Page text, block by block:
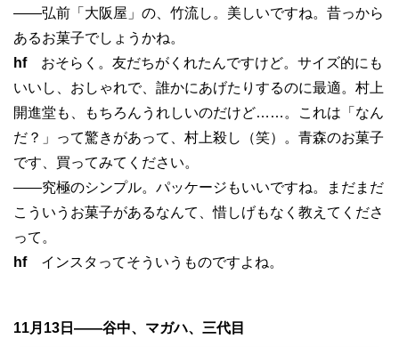
——弘前「大阪屋」の、竹流し。美しいですね。昔っから
あるお菓子でしょうかね。
hfおそらく。友だちがくれたんですけど。サイズ的にも
いいし、おしゃれで、誰かにあげたりするのに最適。村上
開進堂も、もちろんうれしいのだけど……。これは「なん
だ？」って驚きがあって、村上殺し（笑）。青森のお菓子
です、買ってみてください。
——究極のシンプル。パッケージもいいですね。まだまだ
こういうお菓子があるなんて、惜しげもなく教えてくださ
って。
hfインスタってそういうものですよね。
11月13日——谷中、マガハ、三代目